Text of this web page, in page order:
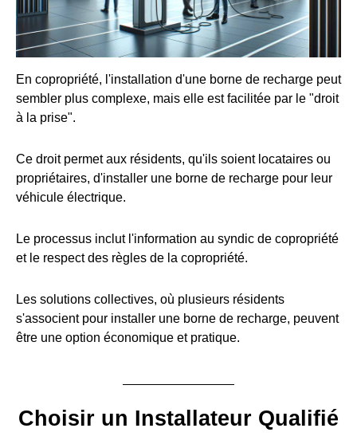
En copropriété, l'installation d'une borne de recharge peut
sembler plus complexe, mais elle est facilitée par le "droit
à la prise".
Ce droit permet aux résidents, qu'ils soient locataires ou
propriétaires, d'installer une borne de recharge pour leur
véhicule électrique.
Le processus inclut l'information au syndic de copropriété
et le respect des règles de la copropriété.
Les solutions collectives, où plusieurs résidents
s'associent pour installer une borne de recharge, peuvent
être une option économique et pratique.
Choisir un Installateur Qualifié